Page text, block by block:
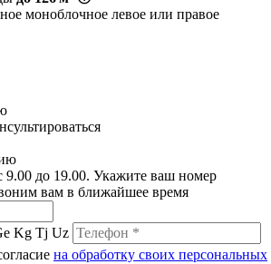
моноблочное левое или правое
9.00 до 19.00. Укажите ваш номер
вам в ближайшее время
Kg Tj Uz
на обработку своих персональных